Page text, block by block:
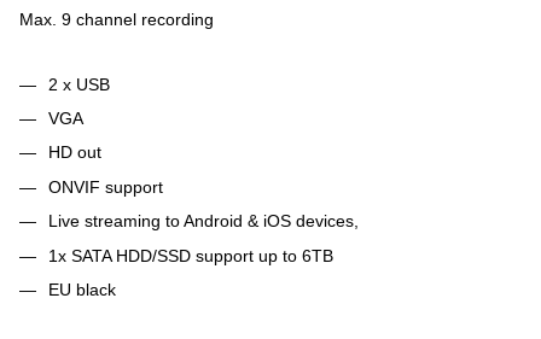
Max. 9 channel recording
2 x USB
VGA
HD out
ONVIF support
Live streaming to Android & iOS devices,
1x SATA HDD/SSD support up to 6TB
EU black